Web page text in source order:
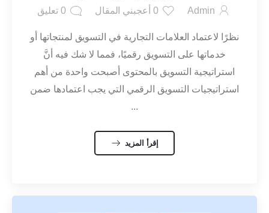
Admin
0أعجبني المقال 0 تعليق
نظرًا لاعتماد العلامات التجارية في التسويق لمنتجاتها أو
خدماتها على التسويق رقميًا، فمما لا شك فيه أنَّ
استراتيجية التسويق بالمحتوى أصبحت واحدة من أهم
استراتيجيات التسويق الرقمي التي يجب اعتمادها ضمن
...
إقرأ المزيد